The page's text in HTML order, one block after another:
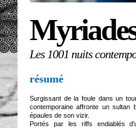
Les 1001 nuits
résumé
Surgissant de la foule dans un
contemporaine affronte un sultan
épaules de son vizir.
Portés par les riffs endiablés